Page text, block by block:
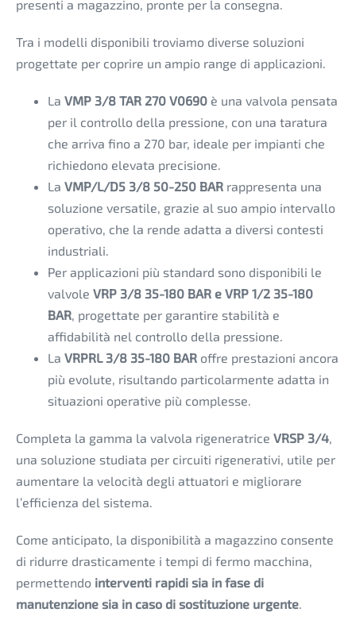
presenti a magazzino, pronte per la consegna.
Tra i modelli disponibili troviamo diverse soluzioni
progettate per coprire un ampio range di applicazioni.
La VMP 3/8 TAR 270 V0690 è una valvola pensata
per il controllo della pressione, con una taratura
che arriva fino a 270 bar, ideale per impianti che
richiedono elevata precisione.
La VMP/L/D5 3/8 50-250 BAR rappresenta una
soluzione versatile, grazie al suo ampio intervallo
operativo, che la rende adatta a diversi contesti
industriali.
Per applicazioni più standard sono disponibili le
valvole VRP 3/8 35-180 BAR e VRP 1/2 35-180
BAR , progettate per garantire stabilità e
affidabilità nel controllo della pressione.
La VRPRL 3/8 35-180 BAR offre prestazioni ancora
più evolute, risultando particolarmente adatta in
situazioni operative più complesse.
Completa la gamma la valvola rigeneratrice VRSP 3/4
una soluzione studiata per circuiti rigenerativi, utile per
aumentare la velocità degli attuatori e migliorare
l’efficienza del sistema.
Come anticipato, la disponibilità a magazzino consente
di ridurre drasticamente i tempi di fermo macchina,
permettendo interventi rapidi sia in fase di
manutenzione sia in caso di sostituzione urgente